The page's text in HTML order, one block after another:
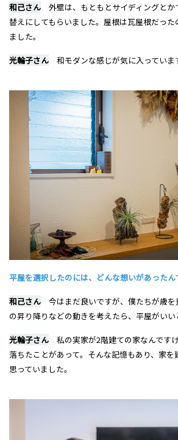
和己さん 外壁は、もともとサイディングとか
替えにしてもらいました。屋根は瓦屋根だっ
ました。
光輪子さん 和モダンな感じが気に入っていま
平屋を選択したのには、どんな想いがあったん
和己さん 今はまだ良いですが、僕たちが歳
の昇り降りなどの動きを考えたら、平屋がいい
光輪子さん 私の実家が2階建ての家なんです
落ちたことがあって。そんな記憶もあり、家
思っていました。